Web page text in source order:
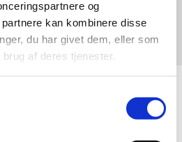
og
kan kombinere disse
du har givet dem, eller som
af deres tjenester.